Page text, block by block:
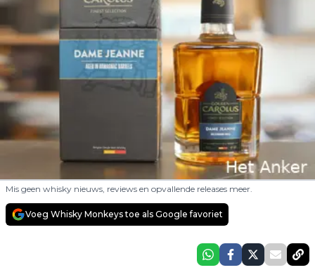
Mis geen whisky nieuws, reviews en opvallende releases meer.
Voeg Whisky Monkeys toe als Google favoriet